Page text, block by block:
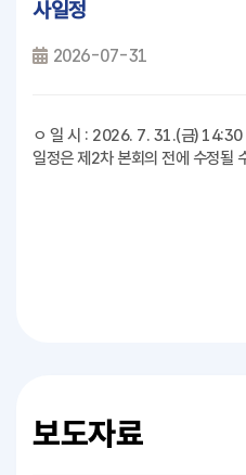
사일정
2026-07-31
ㅇ 일 시 : 2026. 7. 31.(금)
일정은 제2차 본회의 전에 수정될
보도자료